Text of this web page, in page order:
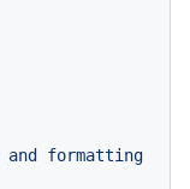
and
formatting